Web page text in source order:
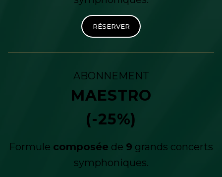
RÉSERVER
ABONNEMENT
MAESTRO
(-25%)
Formule composée de 9 grands concerts
symphoniques.